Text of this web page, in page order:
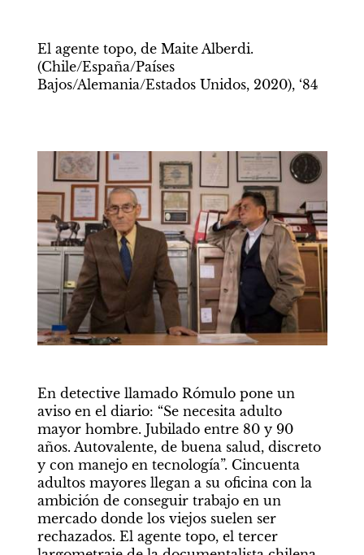
El agente topo, de Maite Alberdi.
(Chile/España/Países
Bajos/Alemania/Estados Unidos, 2020), ‘84
En detective llamado Rómulo pone un
aviso en el diario: “Se necesita adulto
mayor hombre. Jubilado entre 80 y 90
años. Autovalente, de buena salud, discreto
y con manejo en tecnología”. Cincuenta
adultos mayores llegan a su oficina con la
ambición de conseguir trabajo en un
mercado donde los viejos suelen ser
rechazados. El agente topo, el tercer